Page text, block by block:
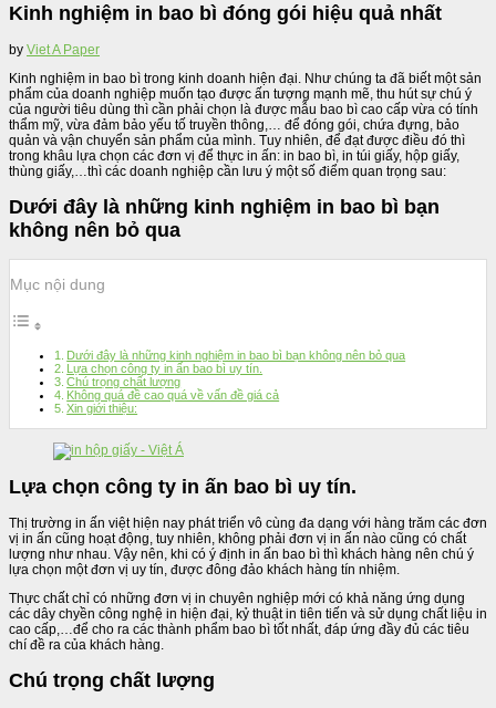
Kinh nghiệm in bao bì đóng gói hiệu quả nhất
by Viet A Paper
Kinh nghiệm in bao bì trong kinh doanh hiện đại. Như chúng ta đã biết một sản
phẩm của doanh nghiệp muốn tạo được ấn tượng mạnh mẽ, thu hút sự chú ý
của người tiêu dùng thì cần phải chọn là được mẫu bao bì cao cấp vừa có tính
thẩm mỹ, vừa đảm bảo yếu tố truyền thông,… để đóng gói, chứa đựng, bảo
quản và vận chuyển sản phẩm của mình. Tuy nhiên, để đạt được điều đó thì
trong khâu lựa chọn các đơn vị để thực in ấn: in bao bì, in túi giấy, hộp giấy,
thùng giấy,…thì các doanh nghiệp cần lưu ý một số điểm quan trọng sau:
Dưới đây là những kinh nghiệm in bao bì bạn
không nên bỏ qua
Mục nội dung
Dưới đây là những kinh nghiệm in bao bì bạn không nên bỏ qua
Lựa chọn công ty in ấn bao bì uy tín.
Chú trọng chất lượng
Không quá đề cao quá về vấn đề giá cả
Xin giới thiệu:
Lựa chọn công ty in ấn bao bì uy tín.
Thị trường in ấn việt hiện nay phát triển vô cùng đa dạng với hàng trăm các đơn
vị in ấn cũng hoạt động, tuy nhiên, không phải đơn vị in ấn nào cũng có chất
lượng như nhau. Vậy nên, khi có ý định in ấn bao bì thì khách hàng nên chú ý
lựa chọn một đơn vị uy tín, được đông đảo khách hàng tín nhiệm.
Thực chất chỉ có những đơn vị in chuyên nghiệp mới có khả năng ứng dụng
các dây chyền công nghệ in hiện đại, kỷ thuật in tiên tiến và sử dụng chất liệu in
cao cấp,…để cho ra các thành phẩm bao bì tốt nhất, đáp ứng đầy đủ các tiêu
chí đề ra của khách hàng.
Chú trọng chất lượng